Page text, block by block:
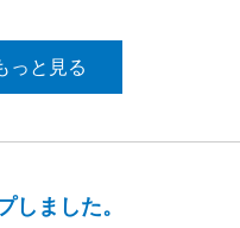
っと見る
しました。